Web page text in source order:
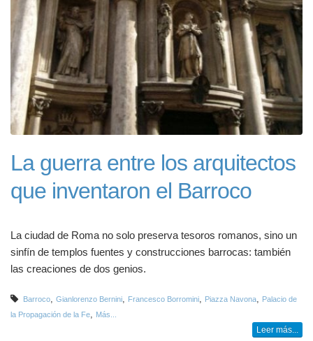
La guerra entre los arquitectos
que inventaron el Barroco
La ciudad de Roma no solo preserva tesoros romanos, sino un
sinfín de templos fuentes y construcciones barrocas: también
las creaciones de dos genios.
Barroco Gianlorenzo Bernini Francesco Borromini Piazza Navona
Palacio de
la Propagación de la Fe
Más...
Leer más...